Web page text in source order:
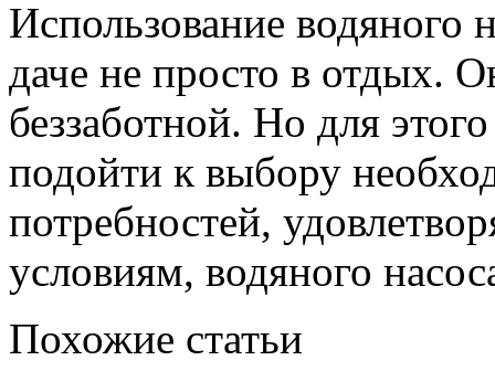
Использование водяного
даче не просто в отдых.
беззаботной. Но для
подойти к выбору
потребностей,
условиям, водяного
Похожие статьи